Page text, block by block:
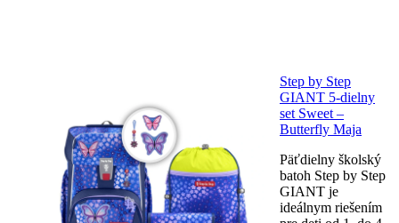
Step by Step
GIANT 5-dielny
set Sweet –
Butterfly Maja
Päťdielny školský
batoh Step by Step
GIANT je
ideálnym riešením